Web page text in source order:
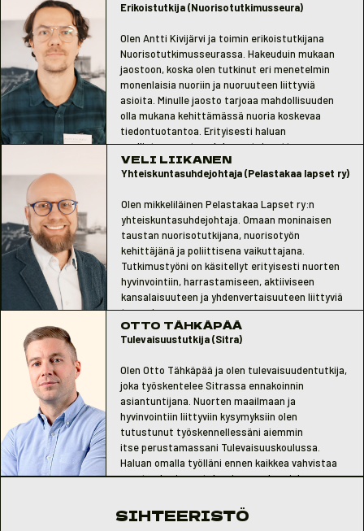
voivat parantaa nuorten arkea ja vahvistaa
Erikoistutkija (Nuorisotutkimusseura)
Olen Antti Kivijärvi ja toimin erikoistutkijana
Nuorisotutkimusseurassa. Hakeuduin mukaan
jaostoon, koska olen tutkinut eri menetelmin
monenlaisia nuoriin ja nuoruuteen liittyviä
asioita. Minulle jaosto tarjoaa mahdollisuuden
olla mukana kehittämässä nuoria koskevaa
tiedontuotantoa. Erityisesti haluan
osallistua nuorten yhdenvertaisuutta
edistävään työhön.
VELI LIIKANEN
Yhteiskuntasuhdejohtaja (Pelastakaa lapset ry)
Olen mikkeliläinen Pelastakaa Lapset ry:n
yhteiskuntasuhdejohtaja. Omaan moninaisen
taustan nuorisotutkijana, nuorisotyön
kehittäjänä ja poliittisena vaikuttajana.
Tutkimustyöni on käsitellyt erityisesti nuorten
hyvinvointiin, harrastamiseen, aktiiviseen
kansalaisuuteen ja yhdenvertaisuuteen liittyviä
teemoja.
Haluaisin pystyä rakentamaan nuoria vähemmän
kuluttavaa yhteiskuntaa, ehkäistä sukupolvelta
kestävyyskriisejä.
OTTO TÄHKÄPÄÄ
Tulevaisuustutkija (Sitra)
Olen Otto Tähkäpää ja olen tulevaisuudentutkija,
joka työskentelee Sitrassa ennakoinnin
asiantuntijana. Nuorten maailmaan ja
hyvinvointiin liittyviin kysymyksiin olen
tutustunut työskennellessäni aiemmin
itse perustamassani Tulevaisuuskoulussa.
Haluan omalla työlläni ennen kaikkea vahvistaa
nuorten horjuvaa tulevaisuususkoa, joka on
keskeinen kivijalka.
SIHTEERISTÖ